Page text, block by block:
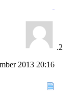
2013 20:16